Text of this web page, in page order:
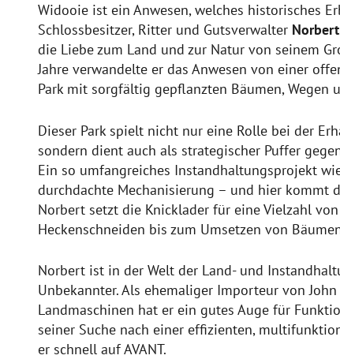
Widooie ist ein Anwesen, welches historisches
Schlossbesitzer, Ritter und Gutsverwalter
die Liebe zum Land und zur Natur von seinem
Jahre verwandelte er das Anwesen von einer
Park mit sorgfältig gepflanzten Bäumen, Wegen
Dieser Park spielt nicht nur eine Rolle bei der
sondern dient auch als strategischer Puffer
Ein so umfangreiches Instandhaltungsprojekt
durchdachte Mechanisierung – und hier kommt
Norbert setzt die Knicklader für eine Vielzahl
Heckenschneiden bis zum Umsetzen von
Norbert ist in der Welt der Land- und
Unbekannter. Als ehemaliger Importeur von
Landmaschinen hat er ein gutes Auge für
seiner Suche nach einer effizienten,
er schnell auf AVANT.